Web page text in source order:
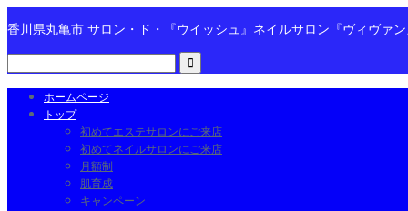
香川県丸亀市 サロン・ド・『ウイッシュ』ネイルサロン『ヴィヴァ
ホームページ
トップ
初めてエステサロンにご来店
初めてネイルサロンにご来店
月額制
肌育成
キャンペーン